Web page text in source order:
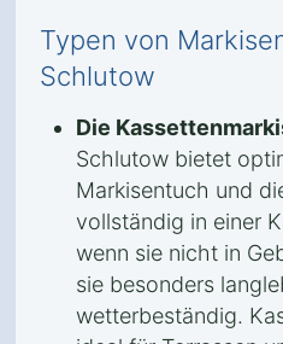
Typen von
Schlutow
Die
Schlutow bietet
Markisentuch und
vollständig in einer
wenn sie nicht in
sie besonders
wetterbeständig.